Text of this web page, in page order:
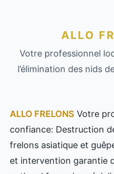
ALLO
Votre professionnel
l’élimination des nids
ALLO FRELONS Votre
confiance: Destruction
frelons asiatique et
et intervention garantie